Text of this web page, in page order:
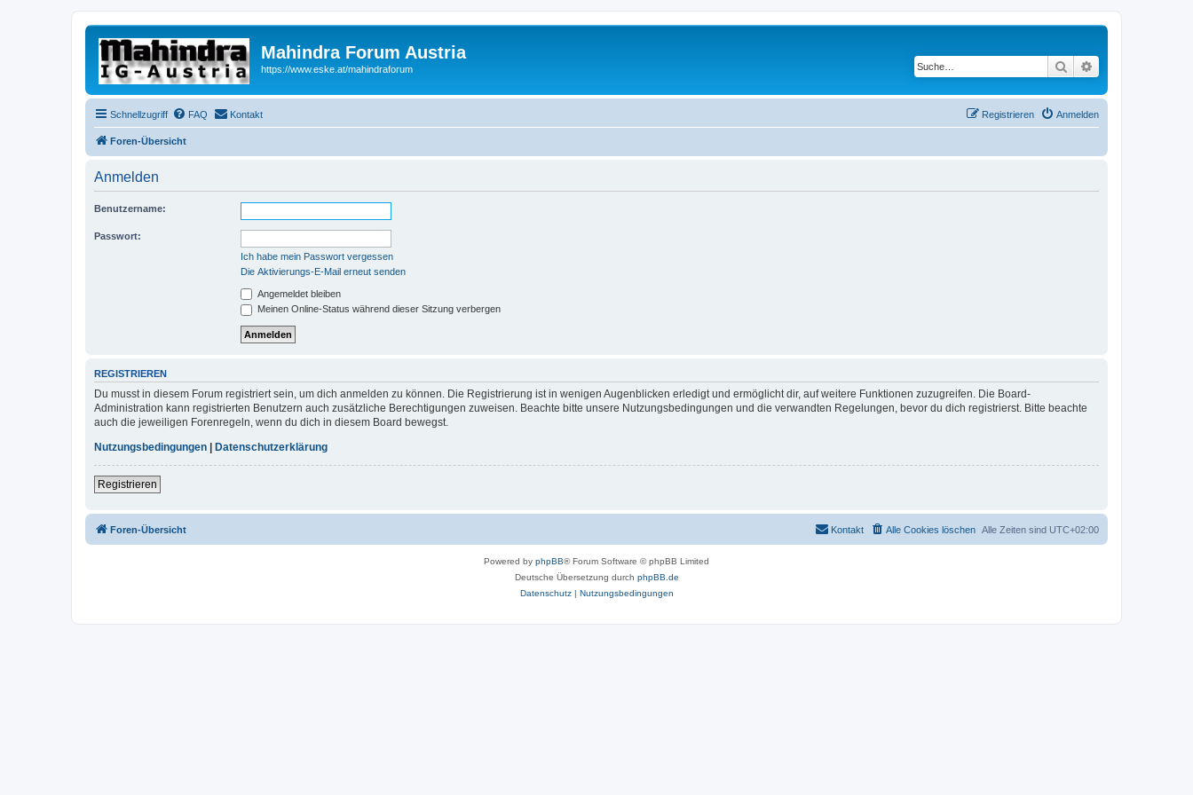
Mahindra Forum Austria
https://www.eske.at/mahindraforum Suche
Schnellzugriff FAQ Kontakt Anmelden
Registrieren
Foren-Übersicht
Anmelden
Benutzername:
Passwort:
Ich habe mein Passwort vergessen
Die Aktivierungs-E-Mail erneut senden
Angemeldet bleiben
Meinen Online-Status während dieser Sitzung verbergen
REGISTRIEREN
Du musst in diesem Forum registriert sein, um dich anmelden zu können. Die Registrierung ist in wenigen Augenblicken erledigt und ermöglicht dir, auf weitere Funktionen zuzugreifen. Die Board-
Administration kann registrierten Benutzern auch zusätzliche Berechtigungen zuweisen. Beachte bitte unsere Nutzungsbedingungen und die verwandten Regelungen, bevor du dich registrierst. Bitte beachte
auch die jeweiligen Forenregeln, wenn du dich in diesem Board bewegst.
Nutzungsbedingungen
Datenschutzerklärung
Registrieren
Foren-Übersicht Alle Zeiten sind UTC+02:00
Alle Cookies löschen
Kontakt
Powered by phpBB® Forum Software © phpBB Limited
Deutsche Übersetzung durch phpBB.de
Datenschutz| Nutzungsbedingungen